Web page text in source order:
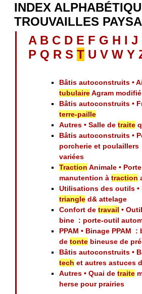
INDEX
TROUVAILLES
A B C D E F G H I J
P Q R S T U V W Y
Bâtis autoconstruits •
tubulaireAgram
Bâtis autoconstruits •
terre-paille
Autres • Salle detraite
Bâtis autoconstruits •
porcherie et
variées
Traction Animale •
manutention àtraction
Utilisations des outils •
triangle d& attelage
Confort detravail •
bine : porte-outil
PPAM • Binage PPAM
detonte bineuse de
Bâtis autoconstruits •
tech et autres astuces
Autres • Quai detraite
herse pour prairies